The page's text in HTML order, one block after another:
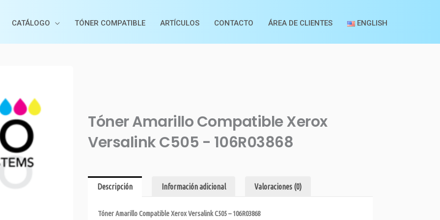
CATÁLOGO TÓNER COMPATIBLE ARTÍCULOS CONTACTO ÁREA DE CLIENTES ENGLISH
Tóner Amarillo Compatible Xerox
Versalink C505 - 106R03868
Descripción Información adicional Valoraciones (0)
Tóner Amarillo Compatible Xerox Versalink C505 – 106R03868